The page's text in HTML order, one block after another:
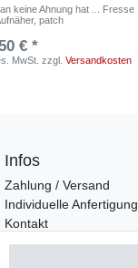
keine Ahnung hat ... Fresse
patch
€ *
MwSt. zzgl.Versandkosten
Infos
Zahlung / Versand
Individuelle Anfertigung
Kontakt